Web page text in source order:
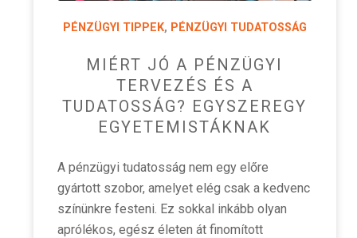
PÉNZÜGYI TIPPEK, PÉNZÜGYI TUDATOSSÁG
MIÉRT JÓ A PÉNZÜGYI
TERVEZÉS ÉS A
TUDATOSSÁG? EGYSZEREGY
EGYETEMISTÁKNAK
A pénzügyi tudatosság nem egy előre
gyártott szobor, amelyet elég csak a kedvenc
színünkre festeni. Ez sokkal inkább olyan
aprólékos, egész életen át finomított